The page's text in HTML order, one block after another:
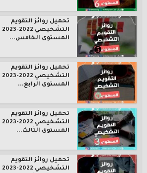
تحميل روائز التقويم
التشخيصي 2022-2023
المستوى الخامس...
تحميل روائز التقويم
التشخيصي 2022-2023
المستوى الرابع...
تحميل روائز التقويم
التشخيصي 2022-2023
المستوى الثالث...
تحميل روائز التقويم
التشخيصي 2022-2023